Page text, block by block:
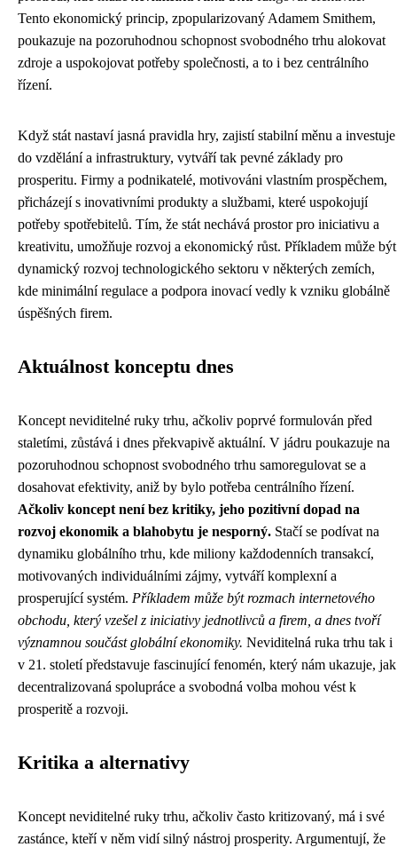
Tento ekonomický princip, zpopularizovaný Adamem Smithem,
poukazuje na pozoruhodnou schopnost svobodného trhu alokovat
zdroje a uspokojovat potřeby společnosti, a to i bez centrálního
řízení.
Když stát nastaví jasná pravidla hry, zajistí stabilní měnu a investuje
do vzdělání a infrastruktury, vytváří tak pevné základy pro
prosperitu. Firmy a podnikatelé, motivováni vlastním prospěchem,
přicházejí s inovativními produkty a službami, které uspokojují
potřeby spotřebitelů. Tím, že stát nechává prostor pro iniciativu a
kreativitu, umožňuje rozvoj a ekonomický růst. Příkladem může být
dynamický rozvoj technologického sektoru v některých zemích,
kde minimální regulace a podpora inovací vedly k vzniku globálně
úspěšných firem.
Aktuálnost konceptu dnes
Koncept neviditelné ruky trhu, ačkoliv poprvé formulován před
staletími, zůstává i dnes překvapivě aktuální. V jádru poukazuje na
pozoruhodnou schopnost svobodného trhu samoregulovat se a
dosahovat efektivity, aniž by bylo potřeba centrálního řízení.
Ačkoliv koncept není bez kritiky, jeho pozitivní dopad na
rozvoj ekonomik a blahobytu je nesporný. Stačí se podívat na
dynamiku globálního trhu, kde miliony každodenních transakcí,
motivovaných individuálními zájmy, vytváří komplexní a
prosperující systém. Příkladem může být rozmach internetového
obchodu, který vzešel z iniciativy jednotlivců a firem, a dnes tvoří
významnou součást globální ekonomiky. Neviditelná ruka trhu tak i
v 21. století představuje fascinující fenomén, který nám ukazuje, jak
decentralizovaná spolupráce a svobodná volba mohou vést k
prosperitě a rozvoji.
Kritika a alternativy
Koncept neviditelné ruky trhu, ačkoliv často kritizovaný, má i své
zastánce, kteří v něm vidí silný nástroj prosperity. Argumentují, že